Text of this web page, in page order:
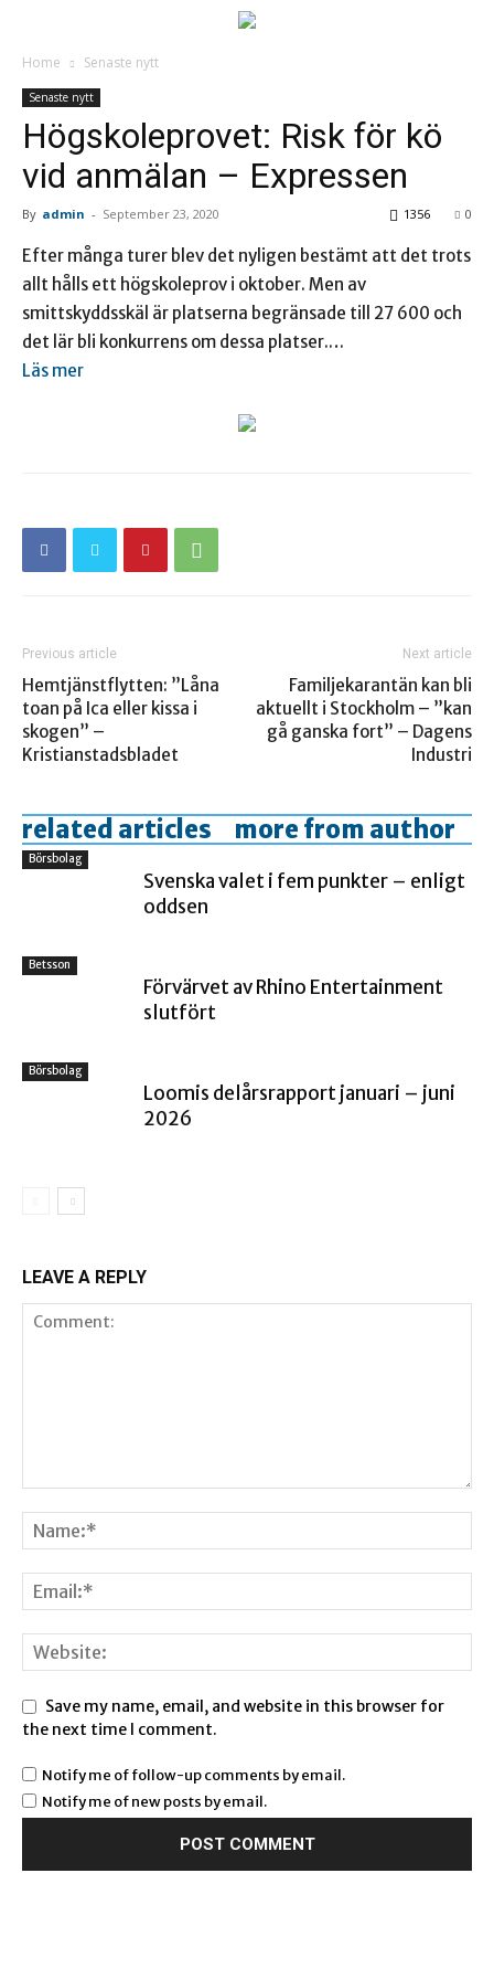
Home Senaste nytt
Senaste nytt
Högskoleprovet: Risk för kö
vid anmälan – Expressen
By admin - September 23, 2020 0
1356
Efter många turer blev det nyligen bestämt att det trots
allt hålls ett högskoleprov i oktober. Men av
smittskyddsskäl är platserna begränsade till 27 600 och
det lär bli konkurrens om dessa platser.…
Läs mer
Previous article
Hemtjänstflytten: ”Låna
toan på Ica eller kissa i
skogen” –
Kristianstadsbladet
Next article
Familjekarantän kan bli
aktuellt i Stockholm – ”kan
gå ganska fort” – Dagens
Industri
related articles more from author
Börsbolag
Svenska valet i fem punkter – enligt
oddsen
Betsson
Förvärvet av Rhino Entertainment
slutfört
Börsbolag
Loomis delårsrapport januari – juni
2026
LEAVE A REPLY
Save my name, email, and website in this browser for
the next time I comment.
Notify me of follow-up comments by email.
Notify me of new posts by email.